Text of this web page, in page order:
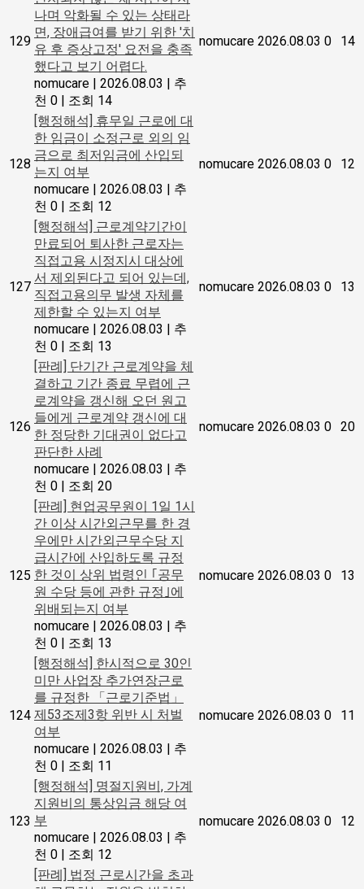
129
나며 악화될 수 있는 상태라
면, 장애급여를 받기 위한 '치
유 후 증상고정' 요전을 충족
했다고 보기 어렵다.
nomucare | 2026.08.03 | 추
천 0 | 조회 14
nomucare 2026.08.03 0 14
128
[행정해석] 휴무일 근로에 대
한 임금이 소정근로 외의 임
금으로 최저임금에 산입되
는지 여부
nomucare | 2026.08.03 | 추
천 0 | 조회 12
nomucare 2026.08.03 0 12
127
[행정해석] 근로계약기간이
만료되어 퇴사한 근로자는
직접고용 시정지시 대상에
서 제외된다고 되어 있는데,
직접고용의무 발생 자체를
제한할 수 있는지 여부
nomucare | 2026.08.03 | 추
천 0 | 조회 13
nomucare 2026.08.03 0 13
126
[판례] 단기간 근로계약을 체
결하고 기간 종료 무렵에 근
로계약을 갱신해 오던 원고
들에게 근로계약 갱신에 대
한 정당한 기대권이 없다고
판단한 사례
nomucare | 2026.08.03 | 추
천 0 | 조회 20
nomucare 2026.08.03 0 20
125
[판례] 현업공무원이 1일 1시
간 이상 시간외근무를 한 경
우에만 시간외근무수당 지
급시간에 산입하도록 규정
한 것이 상위 법령인 ｢공무
원 수당 등에 관한 규정｣에
위배되는지 여부
nomucare | 2026.08.03 | 추
천 0 | 조회 13
nomucare 2026.08.03 0 13
124
[행정해석] 한시적으로 30인
미만 사업장 추가연장근로
를 규정한 「근로기준법」
제53조제3항 위반 시 처벌
여부
nomucare | 2026.08.03 | 추
천 0 | 조회 11
nomucare 2026.08.03 0 11
123
[행정해석] 명절지원비, 가계
지원비의 통상임금 해당 여
부
nomucare | 2026.08.03 | 추
천 0 | 조회 12
nomucare 2026.08.03 0 12
[판례] 법정 근로시간을 초과